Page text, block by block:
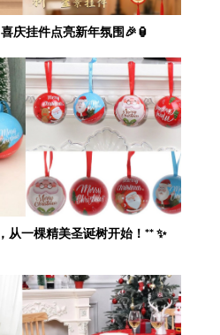
庆挂件点亮新年氛围🎉🏮
从一棵精美圣诞树开始！** ✨